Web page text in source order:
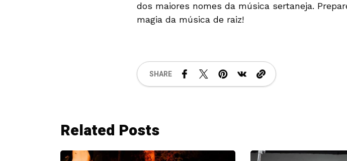
dos maiores nomes da música sertaneja.
magia da música de raiz!
SHARE
Related Posts